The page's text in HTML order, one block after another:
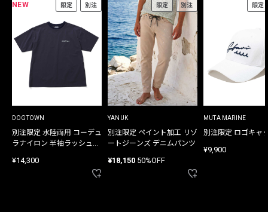
NEW 限定 別注
DOGTOWN
別注限定 水陸両用 コーデュ
ラナイロン 半袖ラッシュガ
¥14,300
限定 別注
YANUK
別注限定 ペイント加工 リゾ
ートジーンズ デニムパンツ
¥18,150 50%OFF
限定
MUTA MARINE
別注限定 ロゴキャ
¥9,900